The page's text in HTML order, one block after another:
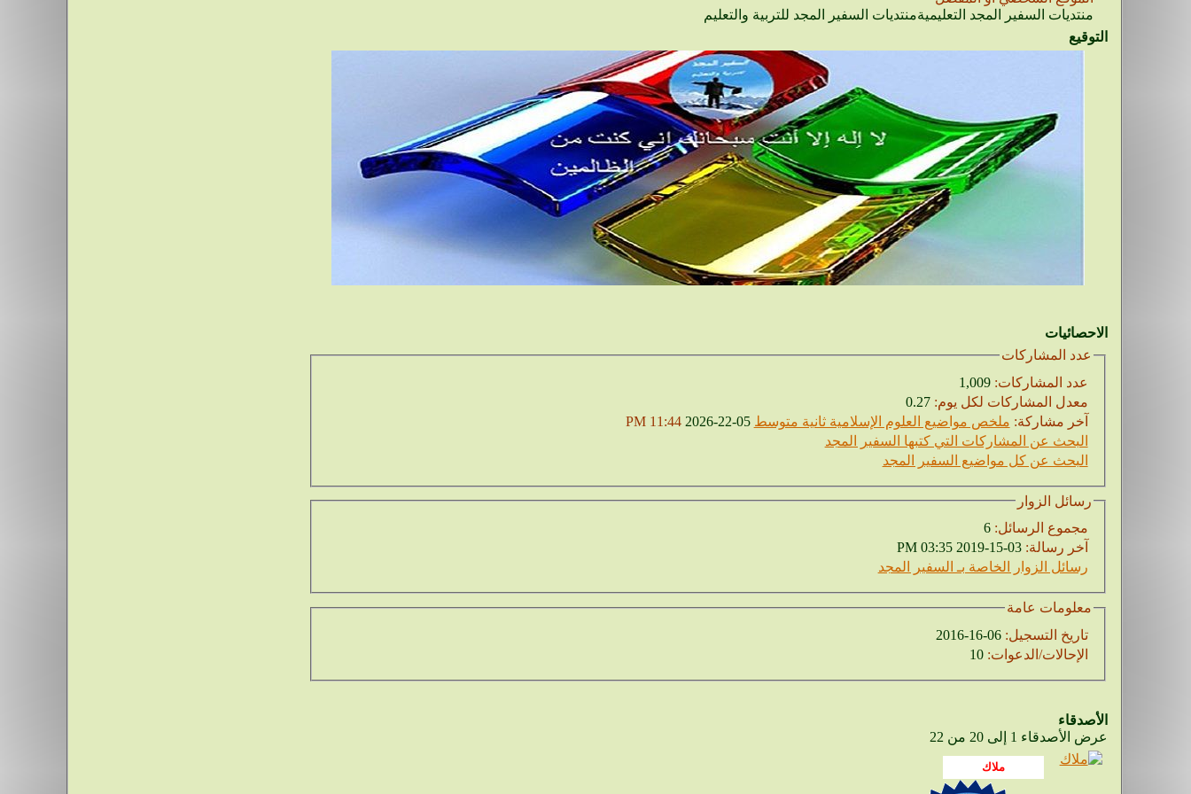
منتديات السفير المجد التعليميةمنتديات السفير المجد للتربية والتعليم
التوقيع
الاحصائيات
عدد المشاركات
عدد المشاركات: 1,009
معدل المشاركات لكل يوم: 0.27
آخر مشاركة: ملخص مواضيع العلوم الإسلامية ثانية متوسط 05-22-2026
11:44 PM
البحث عن المشاركات التي كتبها السفير المجد
البحث عن كل مواضيع السفير المجد
رسائل الزوار
مجموع الرسائل: 6
آخر رسالة: 03-15-2019 03:35 PM
رسائل الزوار الخاصة بـ السفير المجد
معلومات عامة
تاريخ التسجيل: 06-16-2016
الإحالات/الدعوات: 10
الأصدقاء
عرض الأصدقاء 1 إلى 20 من 22